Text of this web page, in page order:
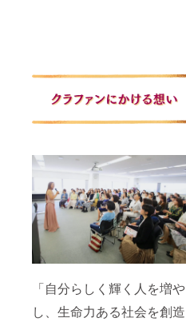
「自分らしく輝く人を増や
し、生命力ある社会を創造